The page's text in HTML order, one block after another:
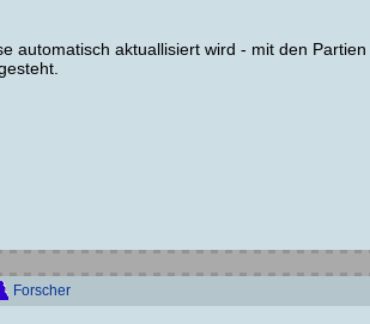
automatisch aktuallisiert wird - mit den
Forscher